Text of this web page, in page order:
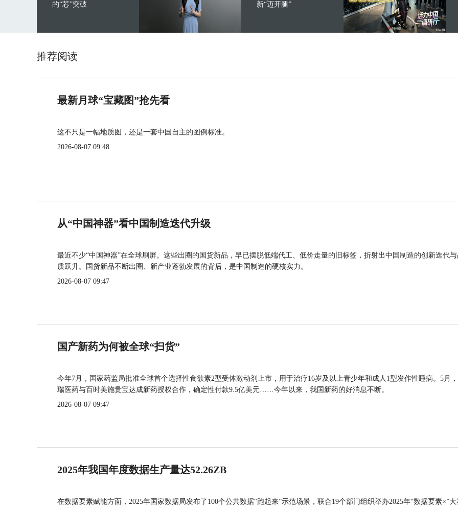
的“芯”突破
新“迈开腿”
推荐阅读
最新月球“宝藏图”抢先看
这不只是一幅地质图，还是一套中国自主的图例标准。
2026-08-07 09:48
从“中国神器”看中国制造迭代升级
最近不少“中国神器”在全球刷屏。这些出圈的国货新品，早已摆脱低端代工、低价走量的旧标签，折射出中国制造的创新迭代
质跃升。国货新品不断出圈、新产业蓬勃发展的背后，是中国制造的硬核实力。
2026-08-07 09:47
国产新药为何被全球“扫货”
今年7月，国家药监局批准全球首个选择性食欲素2型受体激动剂上市，用于治疗16岁及以上青少年和成人1型发作性睡病。5月
瑞医药与百时美施贵宝达成新药授权合作，确定性付款9.5亿美元……今年以来，我国新药的好消息不断。
2026-08-07 09:47
2025年我国年度数据生产量达52.26ZB
在数据要素赋能方面，2025年国家数据局发布了100个公共数据“跑起来”示范场景，联合19个部门组织举办2025年“数据要素×”大